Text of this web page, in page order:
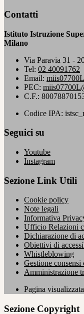
Contatti
Istituto Istruzione
Milano
Via Paravia 31 -
Tel: 02 40091762
Email:
PEC:
C.F.:
Codice IPA:
Seguici su
Youtube
Instagram
Sezione Link Utili
Cookie policy
Note legali
Informativa
Ufficio Relazioni
Dichiarazione di
Obiettivi di
Whistleblowing
Gestione consensi
Amministrazione
Pagina visualizzata
Sezione Copyright